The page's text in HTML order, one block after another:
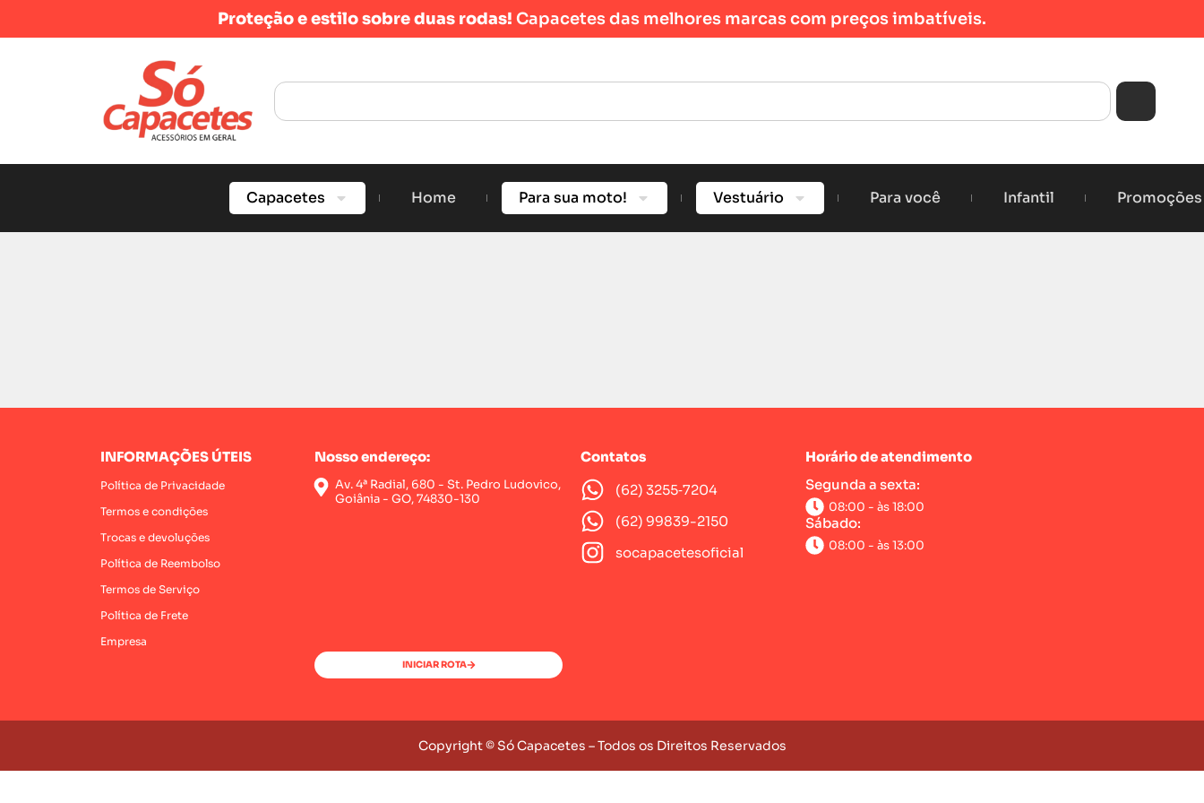
Proteção e estilo sobre duas rodas! Capacetes das melhores marcas com preços imbatíveis.
Capacetes Home Para sua moto! Vestuário Para você Infantil Promoções
INFORMAÇÕES ÚTEIS
Política de Privacidade
Termos e condições
Trocas e devoluções
Política de Reembolso
Termos de Serviço
Política de Frete
Empresa
Nosso endereço:
Av. 4ª Radial, 680 - St. Pedro Ludovico,
Goiânia - GO, 74830-130
INICIAR ROTA
Contatos
(62) 3255‑7204‬
(62) 99839-2150
socapacetesoficial
Horário de atendimento
Segunda a sexta:
08:00 - às 18:00
Sábado:
08:00 - às 13:00
Copyright © Só Capacetes – Todos os Direitos Reservados